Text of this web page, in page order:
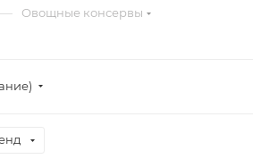
— Овощные консервы